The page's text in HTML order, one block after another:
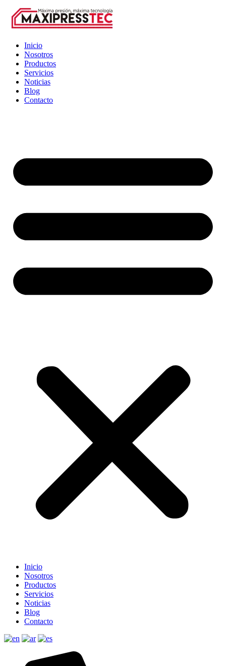
Inicio
Nosotros
Productos
Servicios
Noticias
Blog
Contacto
Inicio
Nosotros
Productos
Servicios
Noticias
Blog
Contacto